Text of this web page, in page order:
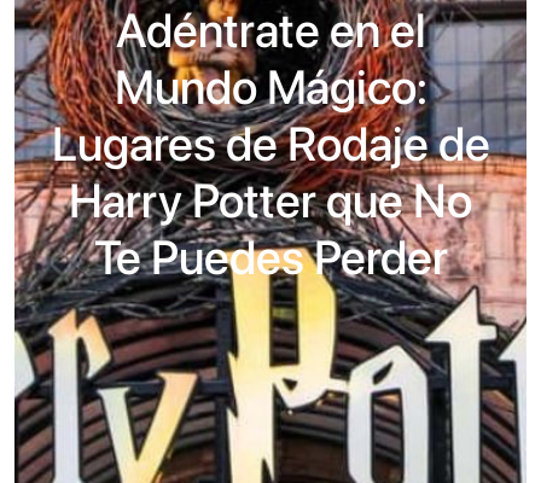
Adéntrate en el
Mundo Mágico:
Lugares de Rodaje de
Harry Potter que No
Te Puedes Perder